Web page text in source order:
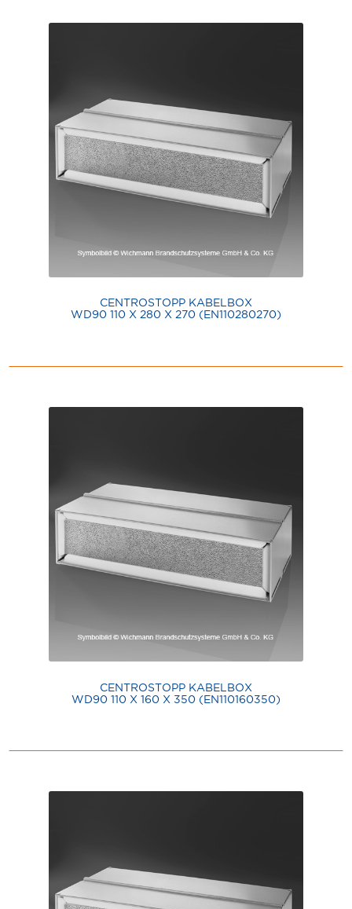
CENTROSTOPP KABELBOX
WD90 110 X 280 X 270 (EN110280270)
CENTROSTOPP KABELBOX
WD90 110 X 160 X 350 (EN110160350)